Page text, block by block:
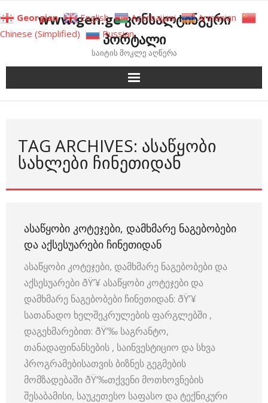
to
content
www.gen.ge კონსალტინგური
პორტალი
საიტის მოკლე აღწერა
TAG ARCHIVES: ᲐᲡᲐᲬᲧᲝᲑᲘ
ᲡᲐᲮᲚᲔᲑᲘ ᲩᲘᲜᲔᲗᲘᲓᲐᲜ
ᲐᲡᲐᲬᲧᲝᲑᲘ ᲙᲝᲢᲔᲯᲔᲑᲘ, ᲓᲐᲛᲮᲛᲐᲠᲔ ᲜᲐᲒᲔᲑᲝᲑᲔᲑᲘ
ᲓᲐ ᲐᲥᲡᲔᲡᲣᲐᲠᲔᲑᲘ ᲩᲘᲜᲔᲗᲘᲓᲐᲜ
ასაწყობი კოტეჯები, დამხმარე ნაგებობები და
აქსესუარები ðŸ’¥ ასაწყობი კოტეჯები და
დამხმარე ნაგებობები ჩინეთიდან: ðŸ’¥
სათანადო ხელშეკრულების ფარგლებში ,
დაგეხმარებით: ðŸ‘‰ საგრანტო,
თანადაფინანსების , საინვესტიციო და სხვა
პროგრამებისათვის ბიზნეს გეგმების
მომზადებაში ðŸ‘‰თქვენი მოთხოვნების
შესაბამისი, საუკეთესო საფასო და ტექნიკური
Georgian English Azerbaijani
Armenian
Chinese (Simplified)
Russian